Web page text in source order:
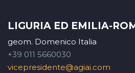
LIGURIA ED EMILIA-
geom. Domenico Italia
+39 011 5660030
vicepresidente@agiai.com